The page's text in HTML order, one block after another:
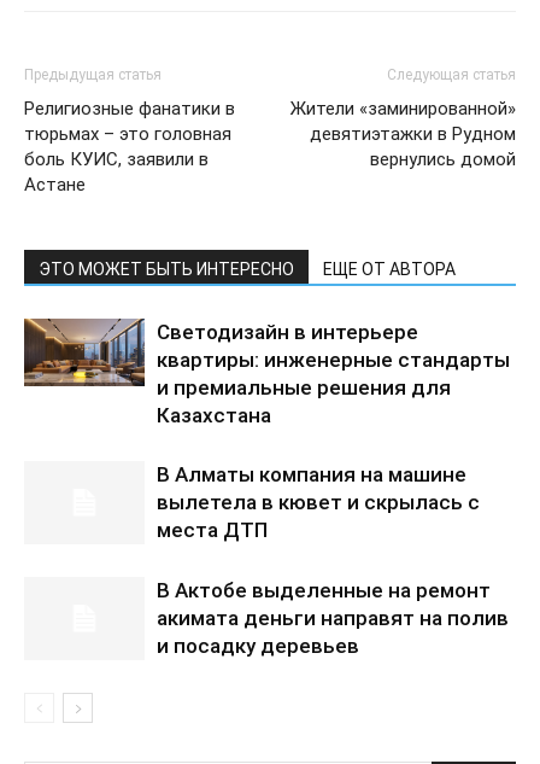
Предыдущая статья
Религиозные фанатики в
тюрьмах – это головная
боль КУИС, заявили в
Астане
Следующая статья
Жители «заминированной»
девятиэтажки в Рудном
вернулись домой
ЭТО МОЖЕТ БЫТЬ ИНТЕРЕСНО ЕЩЕ ОТ АВТОРА
Светодизайн в интерьере
квартиры: инженерные стандарты
и премиальные решения для
Казахстана
В Алматы компания на машине
вылетела в кювет и скрылась с
места ДТП
В Актобе выделенные на ремонт
акимата деньги направят на полив
и посадку деревьев